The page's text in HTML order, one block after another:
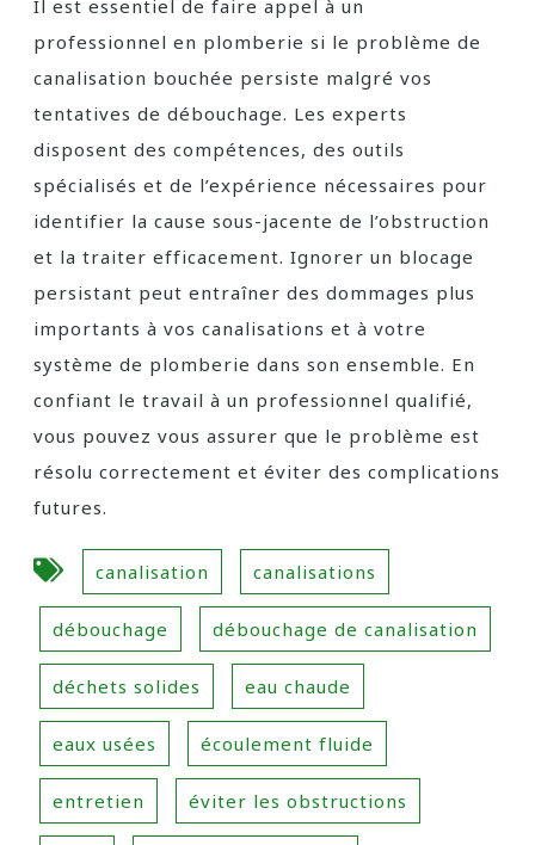
Il est essentiel de faire appel à un
professionnel en plomberie si le problème de
canalisation bouchée persiste malgré vos
tentatives de débouchage. Les experts
disposent des compétences, des outils
spécialisés et de l’expérience nécessaires pour
identifier la cause sous-jacente de l’obstruction
et la traiter efficacement. Ignorer un blocage
persistant peut entraîner des dommages plus
importants à vos canalisations et à votre
système de plomberie dans son ensemble. En
confiant le travail à un professionnel qualifié,
vous pouvez vous assurer que le problème est
résolu correctement et éviter des complications
futures.
canalisation canalisations
débouchage débouchage de canalisation
déchets solides eau chaude
eaux usées écoulement fluide
entretien éviter les obstructions